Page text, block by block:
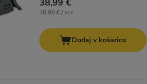
38,99 €
38,99 € / kos
Dodaj v košarico